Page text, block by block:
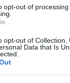
opt-out of
opt-out of
Data that Is
Pospischil?
Az